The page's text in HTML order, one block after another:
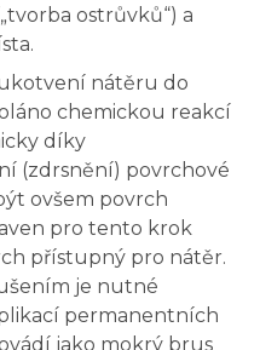
ostrůvků“) a
nátěru do
chemickou reakcí
díky
(zdrsnění) povrchové
ovšem povrch
pro tento krok
přístupný pro nátěr.
je nutné
permanentních
jako mokrý brus